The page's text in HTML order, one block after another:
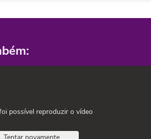
possível reproduzir o vídeo